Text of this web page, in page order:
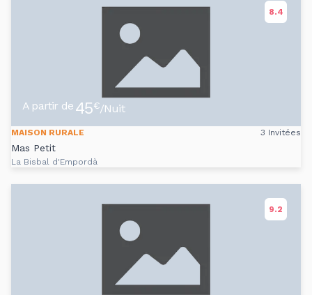
8.4
A partir de 45€/Nuit
MAISON RURALE 3 Invitées
Mas Petit
La Bisbal d'Empordà
9.2